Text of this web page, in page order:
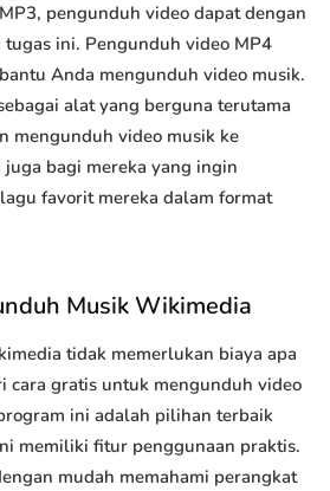
pengunduh video dapat dengan
ini. Pengunduh video MP4
Anda mengunduh video musik.
alat yang berguna terutama
mengunduh video musik ke
bagi mereka yang ingin
favorit mereka dalam format
Musik Wikimedia
tidak memerlukan biaya apa
cara gratis untuk mengunduh video
ini adalah pilihan terbaik
memiliki fitur penggunaan praktis.
mudah memahami perangkat